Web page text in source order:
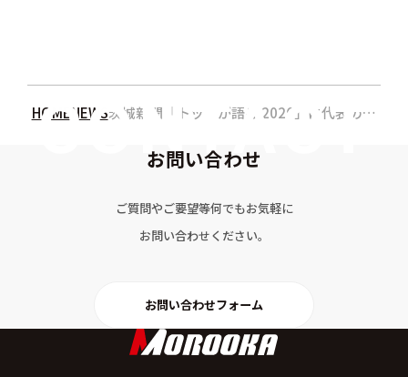
HOMENEWS 茨城新聞「トップが語る 2026」に代表のコメントが掲載されました
お問い合わせ
ご質問やご要望等何でもお気軽に
お問い合わせください。
お問い合わせフォーム